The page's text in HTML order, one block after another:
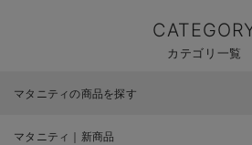
カテゴリ一覧
マタニティの商品を探す
マタニティ｜新商品